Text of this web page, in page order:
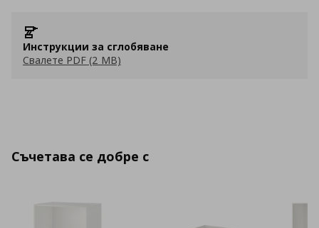
Инструкции за сглобяване
Свалете PDF (2 MB)
Съчетава се добре с